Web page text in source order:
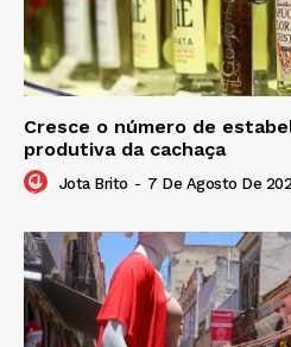
Cresce o número de
produtiva da cachaça
Jota Brito - 7 De Agosto De